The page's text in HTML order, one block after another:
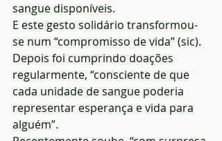
sangue disponíveis.
E este gesto solidário transformou-
se num “compromisso de vida” (sic).
Depois foi cumprindo doações
regularmente, “consciente de que
cada unidade de sangue poderia
representar esperança e vida para
alguém”.